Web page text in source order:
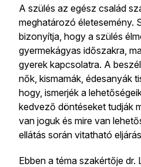
A szülés az egész család
meghatározó életesemény.
bizonyítja, hogy a szülés
gyermekágyas időszakra,
gyerek kapcsolatra. A
nők, kismamák, édesanyák
hogy, ismerjék a
kedvező döntéseket tudják
van joguk és mire van
ellátás során vitatható
Ebben a téma szakértője dr.